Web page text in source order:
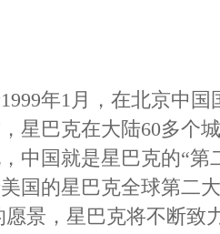
年1月，在北京中
星巴克在大陆60多个
中国就是星巴克的“第
国的星巴克全球第二
愿景，星巴克将不断致